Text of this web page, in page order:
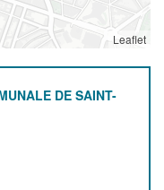
Leaflet
DE SAINT-